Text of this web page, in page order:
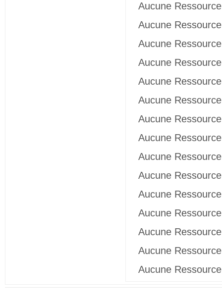
Aucune
Aucune
Aucune
Aucune
Aucune
Aucune
Aucune
Aucune
Aucune
Aucune
Aucune
Aucune
Aucune
Aucune
Aucune